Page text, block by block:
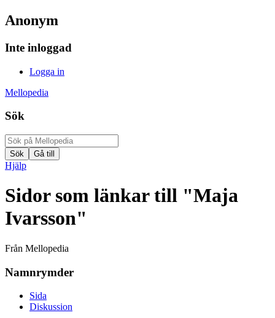
Anonym
Inte inloggad
Logga in
Mellopedia
Sök
Hjälp
Sidor som länkar till "Maja
Ivarsson"
Från Mellopedia
Namnrymder
Sida
Diskussion